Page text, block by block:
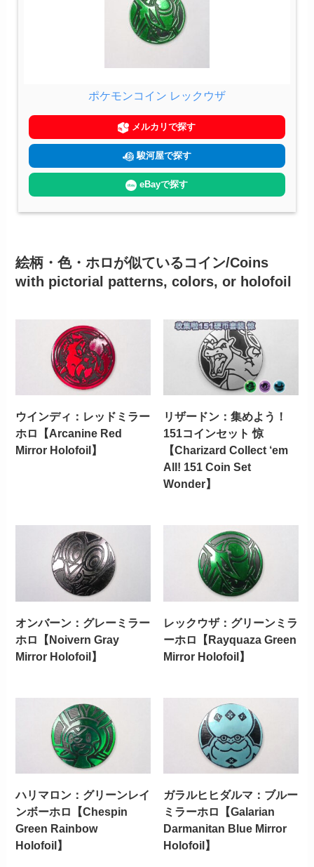
ポケモンコイン レックウザ
メルカリで探す
駿河屋で探す
eBayで探す
絵柄・色・ホロが似ているコイン/Coins
with pictorial patterns, colors, or holofoil
ウインディ：レッドミラー
ホロ【Arcanine Red
Mirror Holofoil】
リザードン：集めよう！
151コインセット 惊
【Charizard Collect ‘em
All! 151 Coin Set
Wonder】
オンバーン：グレーミラー
ホロ【Noivern Gray
Mirror Holofoil】
レックウザ：グリーンミラ
ーホロ【Rayquaza Green
Mirror Holofoil】
ハリマロン：グリーンレイ
ンボーホロ【Chespin
Green Rainbow
Holofoil】
ガラルヒヒダルマ：ブルー
ミラーホロ【Galarian
Darmanitan Blue Mirror
Holofoil】